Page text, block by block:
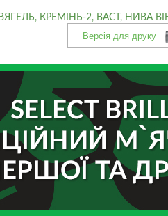
, КРЕМІНЬ-2, ВАСТ , НИВА